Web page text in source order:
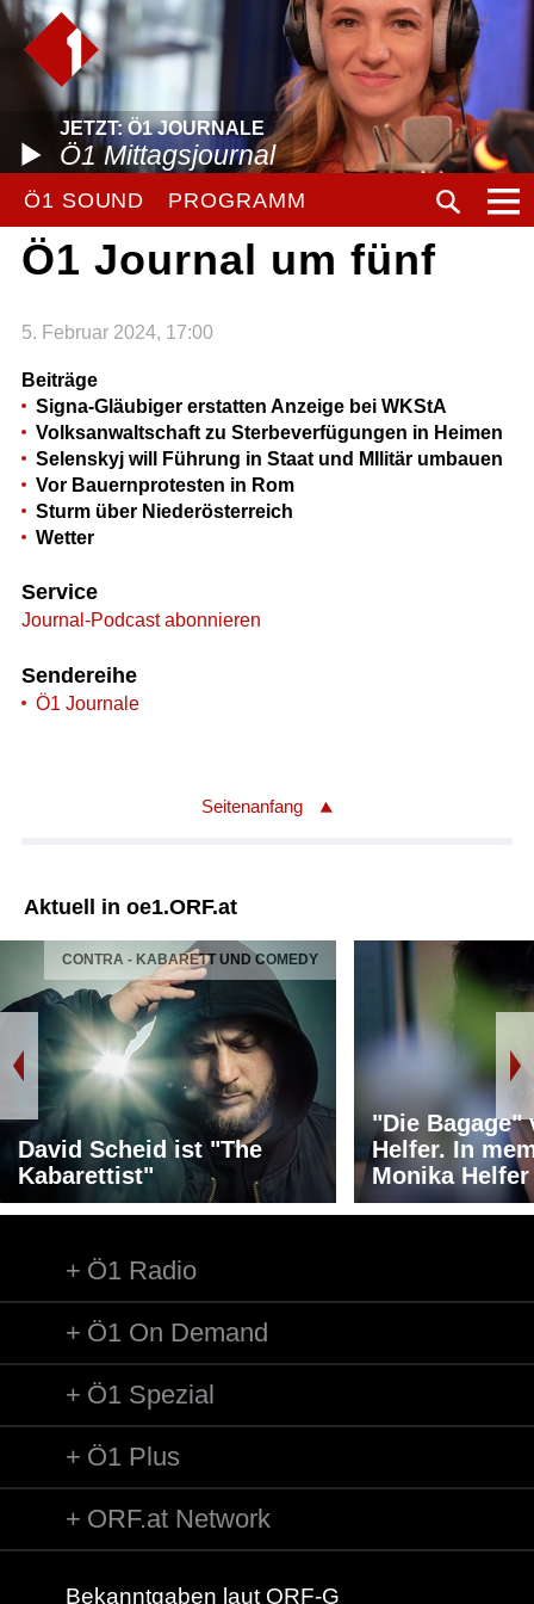
JETZT: Ö1 JOURNALE
Ö1 Mittagsjournal
Ö1 SOUND PROGRAMM
Ö1 Journal um fünf
5. Februar 2024, 17:00
Beiträge
Signa-Gläubiger erstatten Anzeige bei WKStA
Volksanwaltschaft zu Sterbeverfügungen in Heimen
Selenskyj will Führung in Staat und MIlitär umbauen
Vor Bauernprotesten in Rom
Sturm über Niederösterreich
Wetter
Service
Journal-Podcast abonnieren
Sendereihe
Ö1 Journale
Seitenanfang
Aktuell in oe1.ORF.at
CONTRA - KABARETT UND COMEDY
David Scheid ist "The
Kabarettist"
"Die Bagage"
Helfer. In
Monika Helfer
Ö1 Radio
Ö1 On Demand
Ö1 Spezial
Ö1 Plus
ORF.at Network
Bekanntgaben laut ORF-G